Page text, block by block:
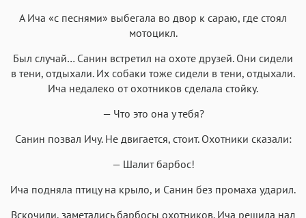
А Ича «с песнями» выбегала во двор к сараю, где стоял
мотоцикл.
Был случай… Санин встретил на охоте друзей. Они сидели
в тени, отдыхали. Их собаки тоже сидели в тени, отдыхали.
Ича недалеко от охотников сделала стойку.
— Что это она у тебя?
Санин позвал Ичу. Не двигается, стоит. Охотники сказали:
— Шалит барбос!
Ича подняла птицу на крыло, и Санин без промаха ударил.
Вскочили, заметались барбосы охотников. Ича решила над